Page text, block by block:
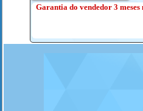
Garantia do vendedor 3